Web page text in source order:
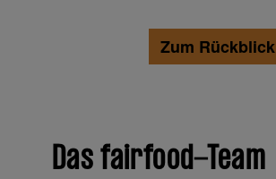
Zum Rückblick
Das fairfood-Team